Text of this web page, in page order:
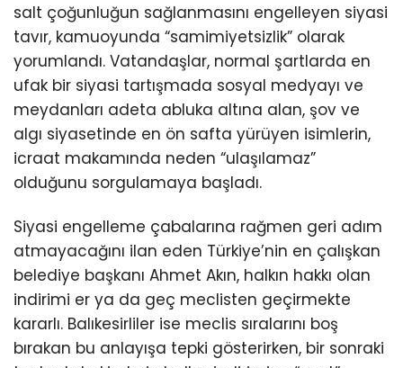
salt çoğunluğun sağlanmasını engelleyen siyasi
tavır, kamuoyunda “samimiyetsizlik” olarak
yorumlandı. Vatandaşlar, normal şartlarda en
ufak bir siyasi tartışmada sosyal medyayı ve
meydanları adeta abluka altına alan, şov ve
algı siyasetinde en ön safta yürüyen isimlerin,
icraat makamında neden “ulaşılamaz”
olduğunu sorgulamaya başladı.
Siyasi engelleme çabalarına rağmen geri adım
atmayacağını ilan eden Türkiye’nin en çalışkan
belediye başkanı Ahmet Akın, halkın hakkı olan
indirimi er ya da geç meclisten geçirmekte
kararlı. Balıkesirliler ise meclis sıralarını boş
bırakan bu anlayışa tepki gösterirken, bir sonraki